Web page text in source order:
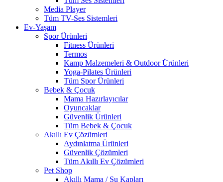
Media Player
Tüm TV-Ses Sistemleri
Ev-Yaşam
Spor Ürünleri
Fitness Ürünleri
Termos
Kamp Malzemeleri & Outdoor Ürünleri
Yoga-Pilates Ürünleri
Tüm Spor Ürünleri
Bebek & Çocuk
Mama Hazırlayıcılar
Oyuncaklar
Güvenlik Ürünleri
Tüm Bebek & Çocuk
Akıllı Ev Çözümleri
Aydınlatma Ürünleri
Güvenlik Çözümleri
Tüm Akıllı Ev Çözümleri
Pet Shop
Akıllı Mama / Su Kapları